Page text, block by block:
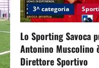
g
a
t
3^ categoria
Lo Sporting Savoca
Antonino Muscolino
Direttore Sportivo